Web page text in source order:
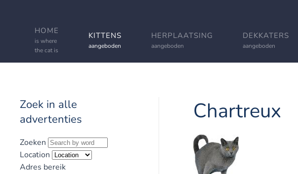
HOME
is where
the cat is
KITTENS
aangeboden
HERPLAATSING
aangeboden
DEKKATERS
aangeboden
Chartreux
Zoek in alle
advertenties
Zoeken
Location
Adres bereik